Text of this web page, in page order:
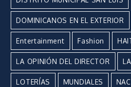
DOMINICANOS EN EL EXTERIOR
Entertainment Fashion
LA OPINIÓN DEL DIRECTOR
LOTERÍAS MUNDIALES